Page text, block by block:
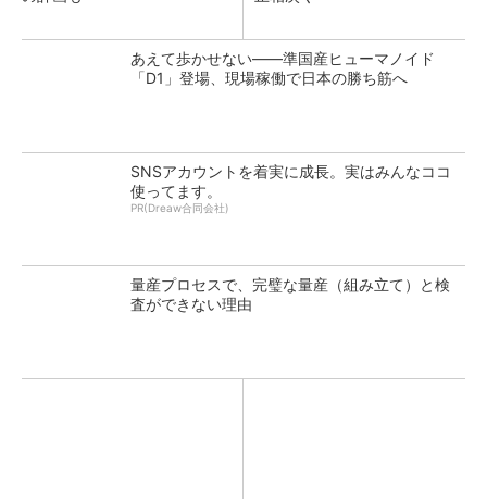
あえて歩かせない――準国産ヒューマノイド
「D1」登場、現場稼働で日本の勝ち筋へ
SNSアカウントを着実に成長。実はみんなココ
使ってます。
PR(Dreaw合同会社)
量産プロセスで、完璧な量産（組み立て）と検
査ができない理由